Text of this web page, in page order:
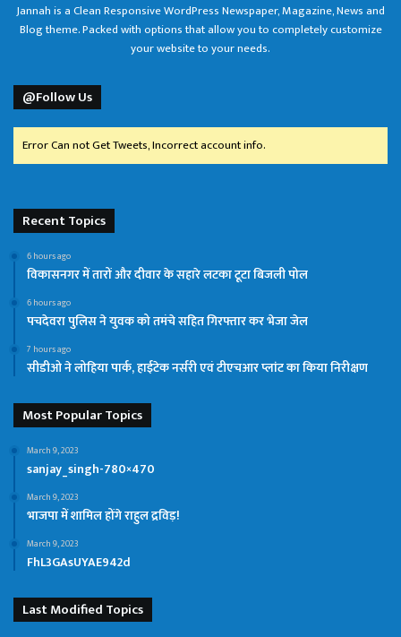
Jannah is a Clean Responsive WordPress Newspaper, Magazine, News and
Blog theme. Packed with options that allow you to completely customize
your website to your needs.
@Follow Us
Error Can not Get Tweets, Incorrect account info.
Recent Topics
6 hours ago
विकासनगर में तारों और दीवार के सहारे लटका टूटा बिजली पोल
6 hours ago
पचदेवरा पुलिस ने युवक को तमंचे सहित गिरफ्तार कर भेजा जेल
7 hours ago
सीडीओ ने लोहिया पार्क, हाईटेक नर्सरी एवं टीएचआर प्लांट का किया निरीक्षण
Most Popular Topics
March 9, 2023
sanjay_singh-780×470
March 9, 2023
भाजपा में शामिल होंगे राहुल द्रविड़!
March 9, 2023
FhL3GAsUYAE942d
Last Modified Topics